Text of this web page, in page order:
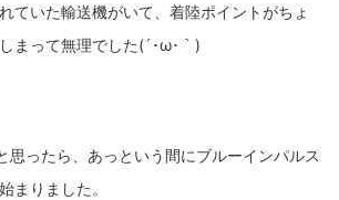
ていた輸送機がいて、着陸ポイントがちょ
まって無理でした(´･ω･｀)
思ったら、あっという間にブルーインパルス
まりました。